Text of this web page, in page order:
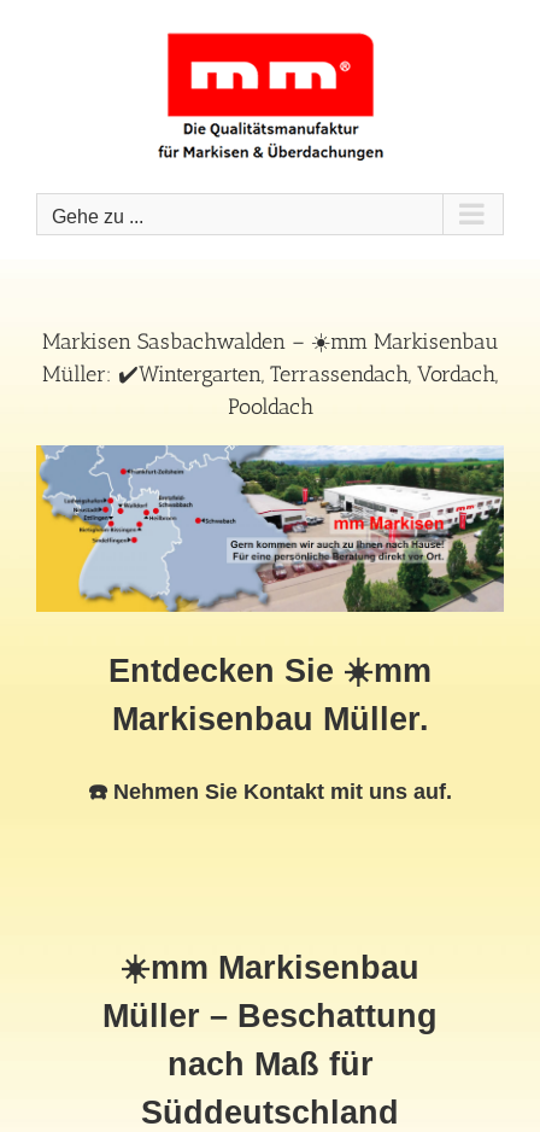
Gehe zu ...
Markisen Sasbachwalden – ☀️mm Markisenbau
Müller: ✔️Wintergarten, Terrassendach, Vordach,
Pooldach
Entdecken Sie ☀️mm
Markisenbau Müller.
☎️ Nehmen Sie Kontakt mit uns auf.
☀️mm Markisenbau
Müller – Beschattung
nach Maß für
Süddeutschland